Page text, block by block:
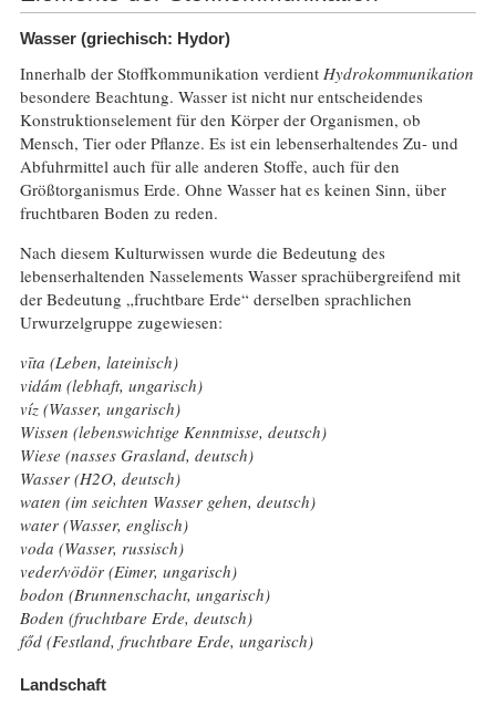
Wasser (griechisch: Hydor)
Innerhalb der Stoffkommunikation verdient Hydrokommunikation
besondere Beachtung. Wasser ist nicht nur entscheidendes
Konstruktionselement für den Körper der Organismen, ob
Mensch, Tier oder Pflanze. Es ist ein lebenserhaltendes Zu- und
Abfuhrmittel auch für alle anderen Stoffe, auch für den
Größtorganismus Erde. Ohne Wasser hat es keinen Sinn, über
fruchtbaren Boden zu reden.
Nach diesem Kulturwissen wurde die Bedeutung des
lebenserhaltenden Nasselements Wasser sprachübergreifend mit
der Bedeutung „fruchtbare Erde“ derselben sprachlichen
Urwurzelgruppe zugewiesen:
vīta (Leben, lateinisch)
vidám (lebhaft, ungarisch)
víz (Wasser, ungarisch)
Wissen (lebenswichtige Kenntnisse, deutsch)
Wiese (nasses Grasland, deutsch)
Wasser (H2O, deutsch)
waten (im seichten Wasser gehen, deutsch)
water (Wasser, englisch)
voda (Wasser, russisch)
veder/vödör (Eimer, ungarisch)
bodon (Brunnenschacht, ungarisch)
Boden (fruchtbare Erde, deutsch)
főd (Festland, fruchtbare Erde, ungarisch)
Landschaft